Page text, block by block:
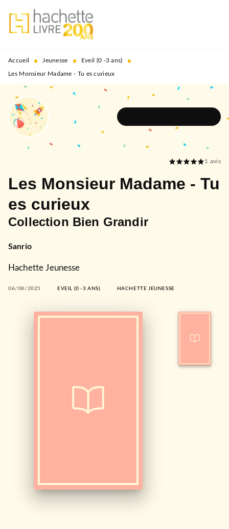
MENU RECHERCHE
PIED DE PAGE
Accueil • Jeunesse • Eveil (0 -3 ans) •
Les Monsieur Madame - Tu es curieux
1 avis
Les Monsieur Madame - Tu
es curieux
Collection Bien Grandir
Sanrio
Hachette Jeunesse
06/08/2025 EVEIL (0 -3 ANS) HACHETTE JEUNESSE